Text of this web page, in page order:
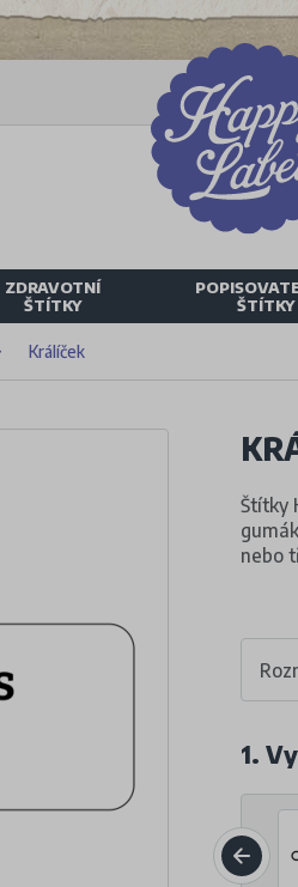
ZDRAVOTNÍ
ŠTÍTKY
ŠTÍTKY
Králíček
Štítky
nebo
1.